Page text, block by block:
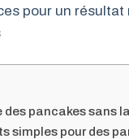
pour un résultat
des pancakes sans
simples pour des